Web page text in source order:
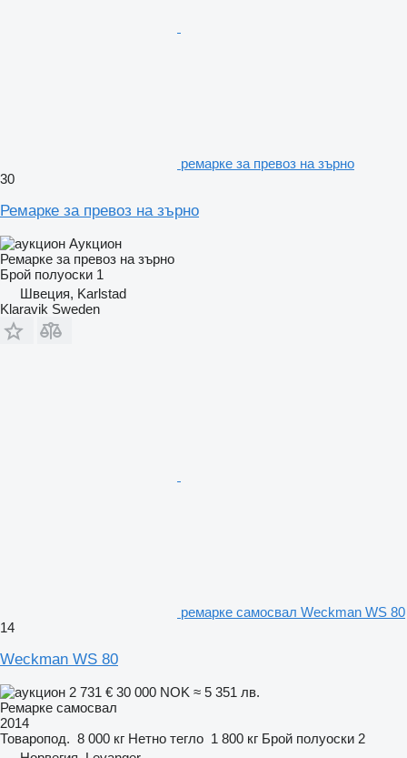
ремарке за превоз на зърно
30
Ремарке за превоз на зърно
Аукцион
Ремарке за превоз на зърно
Брой полуоски 1
Швеция, Karlstad
Klaravik Sweden
ремарке самосвал Weckman WS 80
14
Weckman WS 80
2 731 € 30 000 NOK ≈ 5 351 лв.
Ремарке самосвал
2014
Товаропод. 8 000 кг Нетно тегло 1 800 кг Брой полуоски 2